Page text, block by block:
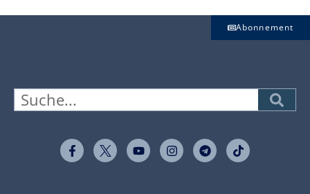
Abonnement